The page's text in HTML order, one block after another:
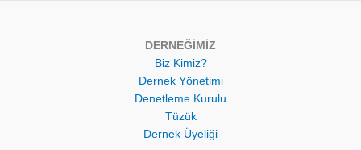
DERNEĞİMİZ
Biz Kimiz?
Dernek Yönetimi
Denetleme Kurulu
Tüzük
Dernek Üyeliği